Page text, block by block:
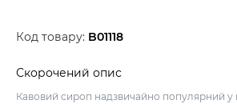
Код товару: B01118
Скорочений опис
Кавовий сироп надзвичайно популярний у